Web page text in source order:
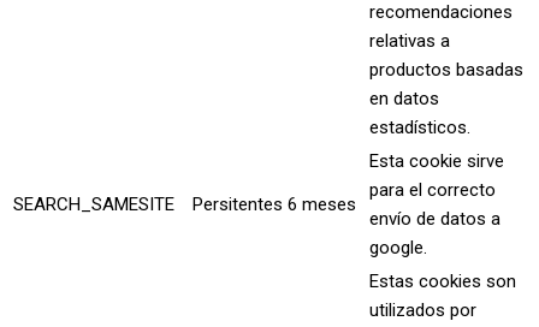
recomendaciones
relativas a
productos basadas
en datos
estadísticos.
SEARCH_SAMESITE Persitentes 6 meses
Esta cookie sirve
para el correcto
envío de datos a
google.
Estas cookies son
utilizados por